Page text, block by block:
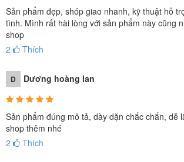
Sản phẩm đẹp, shóp giao nhanh, kỹ thuật hỗ
tình. Mình rất hài lòng với sản phẩm này cũng
shop
2
Thích
D Dương hoàng lan
Sản phẩm đúng mô tả, dày dặn chắc chắn, dễ
shop thêm nhé
2
Thích